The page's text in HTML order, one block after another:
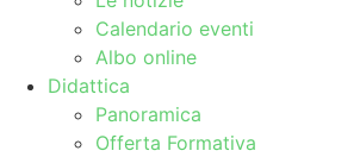
Calendario eventi
Albo online
Didattica
Panoramica
Offerta Formativa